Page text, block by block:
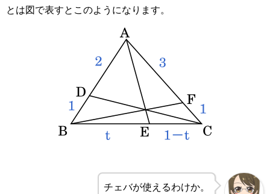
とは図で表すとこのようになります。
チェバが使えるわけか。